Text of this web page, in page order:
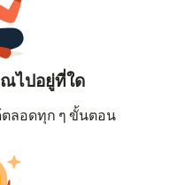
ไปอยู่ที่ใด
ลอดทุก ๆ ขั้นตอน